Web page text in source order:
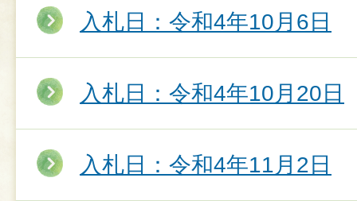
入札日：令和4年10月6日
入札日：令和4年10月20日
入札日：令和4年11月2日